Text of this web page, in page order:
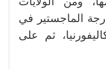
الماجستير في
ثم على